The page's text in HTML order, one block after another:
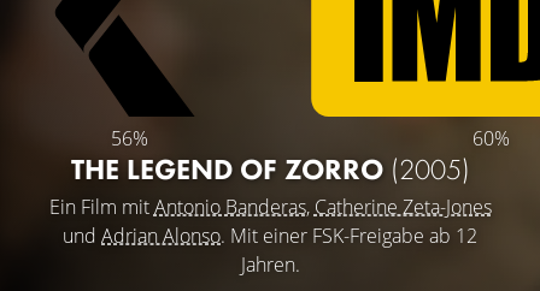
56% 60%
THE LEGEND OF ZORRO (2005)
Ein Film mitAntonio Banderas, Catherine Zeta-Jones
und Adrian Alonso. Mit einer FSK-Freigabe ab 12
Jahren.